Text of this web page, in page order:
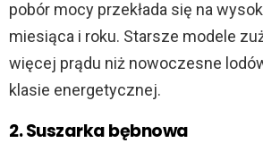
pobór mocy przekłada się na
miesiąca i roku. Starsze modele
więcej prądu niż nowoczesne
klasie energetycznej.
2. Suszarka bębnowa